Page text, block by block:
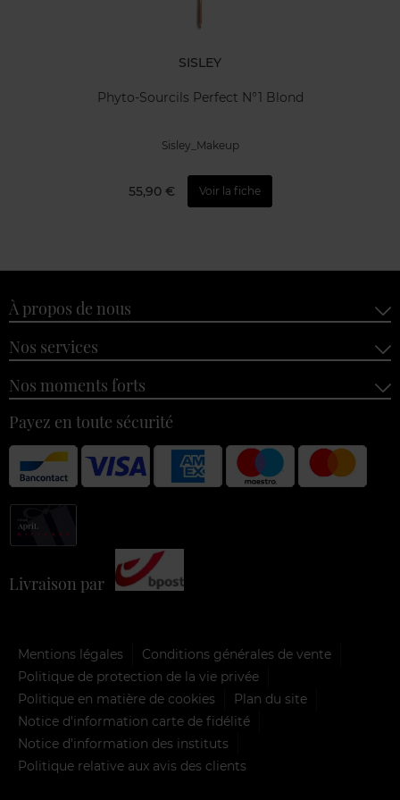
SISLEY
Phyto-Sourcils Perfect N°1 Blond
Sisley_Makeup
55,90 € Voir la fiche
À propos de nous
Nos services
Nos moments forts
Payez en toute sécurité
Livraison par
Mentions légales
Conditions générales de vente
Politique de protection de la vie privée
Politique en matière de cookies
Plan du site
Notice d'information carte de fidélité
Notice d’information des instituts
Politique relative aux avis des clients